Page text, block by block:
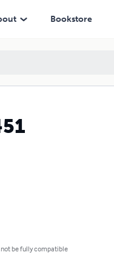
Bookstore
be fully compatible